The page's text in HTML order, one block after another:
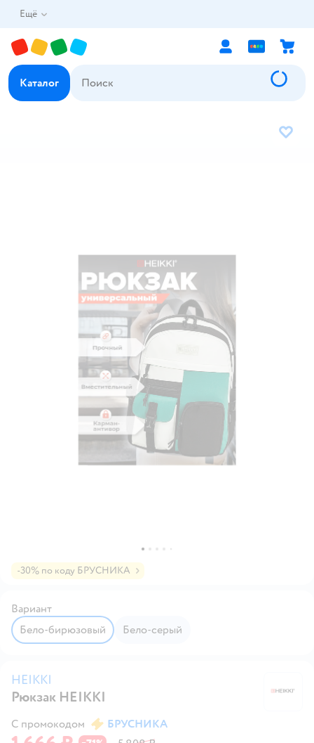
Ещё
Каталог
В
-30% по коду БРУСНИКА
Вариант
Бело-бирюзовый
Бело-серый
HEIKKI
Рюкзак HEIKKI
С промокодом
БРУСНИКА